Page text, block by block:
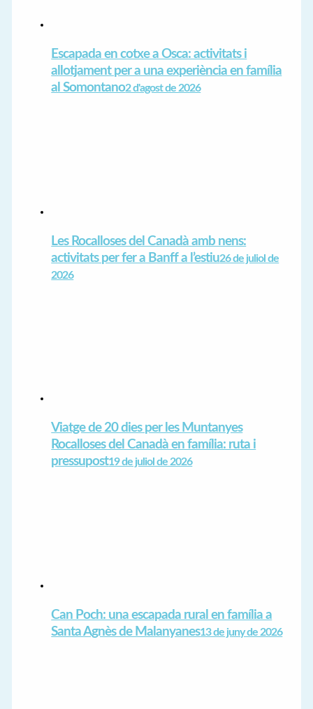
Escapada en cotxe a Osca: activitats i
allotjament per a una experiència en família
al Somontano2 d'agost de 2026
Les Rocalloses del Canadà amb nens:
activitats per fer a Banff a l’estiu26 de juliol de
2026
Viatge de 20 dies per les Muntanyes
Rocalloses del Canadà en família: ruta i
pressupost19 de juliol de 2026
Can Poch: una escapada rural en família a
Santa Agnès de Malanyanes13 de juny de 2026